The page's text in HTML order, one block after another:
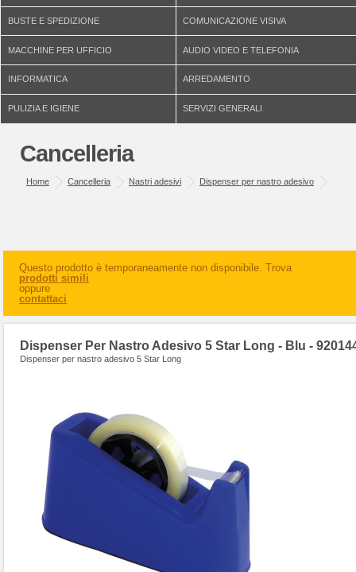
BUSTE E SPEDIZIONE COMUNICAZIONE VISIVA
MACCHINE PER UFFICIO AUDIO VIDEO E TELEFONIA
INFORMATICA ARREDAMENTO
PULIZIA E IGIENE SERVIZI GENERALI
Cancelleria
Home Cancelleria Nastri adesivi Dispenser per nastro adesivo
Questo prodotto è temporaneamente non disponibile. Trova
prodotti simili
oppure
contattaci
Dispenser Per Nastro Adesivo 5 Star Long - Blu -
Dispenser per nastro adesivo 5 Star Long